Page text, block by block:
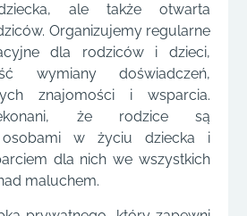
ale także otwarta
Organizujemy regularne
dla rodziców i dzieci,
wymiany doświadczeń,
znajomości i wsparcia.
że rodzice są
osobami w życiu dziecka i
dla nich we wszystkich
maluchem.